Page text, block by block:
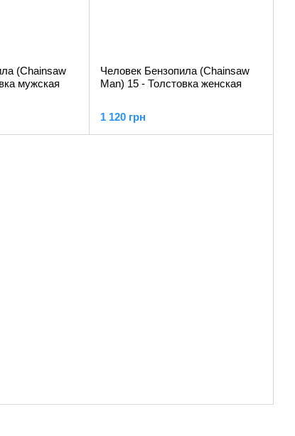
(Chainsaw
мужская
Человек Бензопила (Chainsaw
Man) 15 - Толстовка женская
1 120 грн